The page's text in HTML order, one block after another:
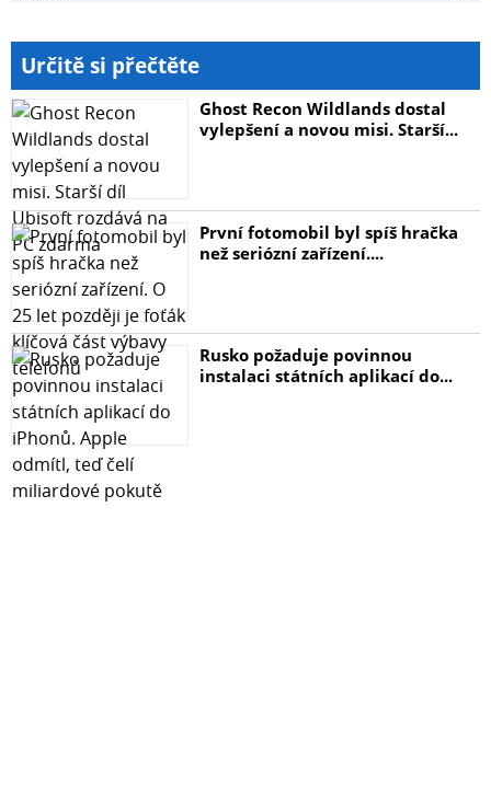
Určitě si přečtěte
Ghost Recon Wildlands dostal
vylepšení a novou misi. Starší...
První fotomobil byl spíš hračka
než seriózní zařízení....
Rusko požaduje povinnou
instalaci státních aplikací do...